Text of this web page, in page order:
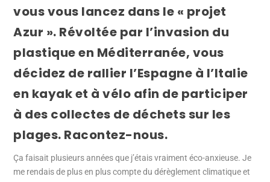
vous vous lancez dans le « projet
Azur ». Révoltée par l’invasion du
plastique en Méditerranée, vous
décidez de rallier l’Espagne à l’Italie
en kayak et à vélo afin de participer
à des collectes de déchets sur les
plages. Racontez-nous.
Ça faisait plusieurs années que j’étais vraiment éco-anxieuse. Je
me rendais de plus en plus compte du dérèglement climatique et